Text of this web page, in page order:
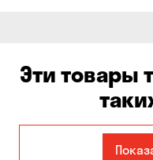
Эти товары
Авангард